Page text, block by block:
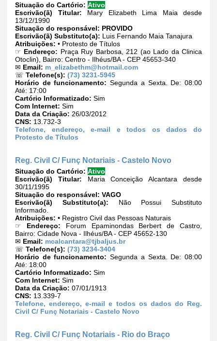
Situação do Cartório: Ativo
Escrivão(ã) Titular: Mary Elizabeth Lima Maia desde
13/12/1990
Situação do responsável: PROVIDO
Escrivão(ã) Substituto(a): Luis Fernando Maia Tanajura
Atribuições: • Protesto de Títulos
☞ Endereço: Praça Ruy Barbosa, 212 (ao Lado da Clinica
Otoclin), Bairro: Centro - Ilhéus/BA - CEP 45653-340
✉ Email: m_elizabethm@hotmail.com
☏ Telefone(s): (73) 3231-5945
Horário de funcionamento: Segunda a Sexta. De: 08:00
Até: 17:00
Cartório Informatizado: Sim
Com Internet: Sim
Data da Criação: 26/03/2012
CNS: 13.732-3
Telefone, endereço, e-mail e todos os dados do
Protesto de Títulos
Reg. Civil C/ Funç Notariais - Castelo Novo
Situação do Cartório: Ativo
Escrivão(ã) Titular: Maria Conceição Alcantara desde
30/11/1995
Situação do responsável: VAGO
Escrivão(ã) Substituto(a): Não Possui Substituto
Informado.
Atribuições: • Registro Civil das Pessoas Naturais
☞ Endereço: Forum Epaminondas Berbert de Castro,
Bairro: Cidade Nova - Ilhéus/BA - CEP 45652-130
✉ Email: mcalcantara@tjbaljus.br
☏ Telefone(s): (73) 3234-3404
Horário de funcionamento: Segunda a Sexta. De: 08:00
Até: 18:00
Cartório Informatizado: Sim
Com Internet: Sim
Data da Criação: 07/01/1913
CNS: 13.339-7
Telefone, endereço, e-mail e todos os dados do Reg.
Civil C/ Funç Notariais - Castelo Novo
Reg. Civil C/ Funç Notariais - Rio do Braço